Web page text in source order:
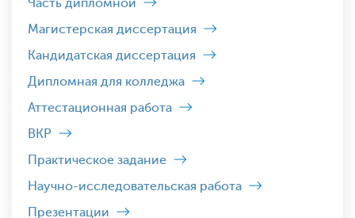
Магистерская диссертация
Кандидатская диссертация
Дипломная для колледжа
Аттестационная работа
ВКР
Практическое задание
Научно-исследовательская работа
Презентации